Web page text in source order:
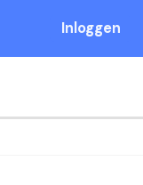
Inloggen